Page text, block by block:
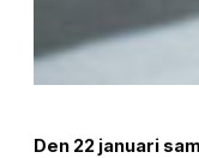
Den 22 januari